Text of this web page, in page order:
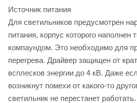
Источник питания
Для светильников предусмотрен
питания, корпус которого
компаундом. Это необходимо для
перегрева. Драйвер защищен от
всплесков энергии до 4 кВ. Даже
возникнут помехи от какого-то
светильник не перестанет работать.